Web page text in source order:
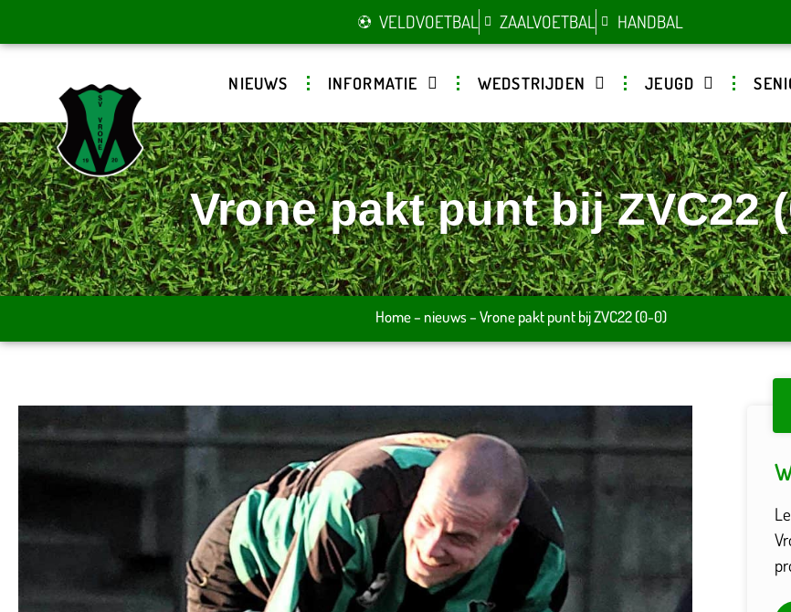
VELDVOETBAL ZAALVOETBAL HANDBAL
NIEUWS INFORMATIE WEDSTRIJDEN JEUGD
Vrone pakt punt bij ZVC22
Home– nieuws–Vrone pakt punt bij ZVC22 (0-0)